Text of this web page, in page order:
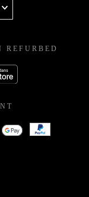
REFURBED